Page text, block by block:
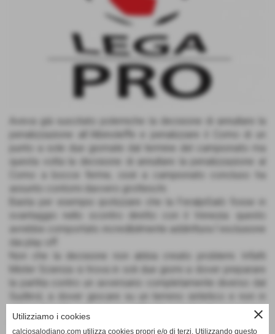
Aveva già suscitato polemiche la decisione di annullare la
penalizzazione all´Albinoleffe e penalizzare il Como di un
punto a sole due giornate dal termine del campionato ma
questa volta la decisione di annullare la penalizzazione al
Como a bocce ferme, cioè a campionato concluso ha
assunto contorni davvero grotteschi.
Basta per esempio ipotizzare che la FeralpiSalò fosse in
svantaggio nello scontro diretto con il Venezia: questo
avrebbe comportato incredibilmente addirittura l´esclusione
dai play off.
Non che la decisione non abbia creato problemi. Infatti
Mister Scienza si trova in soli due giorni a dover preparare
la partita contro un avversario completamente diverso dal
Sudtirol, a dover giocare su un terreno sintetico e non in
erba e di notte, con la luce artificiale anziché di pomeriggio.
Per non parlare dei problemi logistici.
close
Utilizziamo i cookies
calciosalodiano.com utilizza cookies propri e/o di terzi. Utilizzando questo